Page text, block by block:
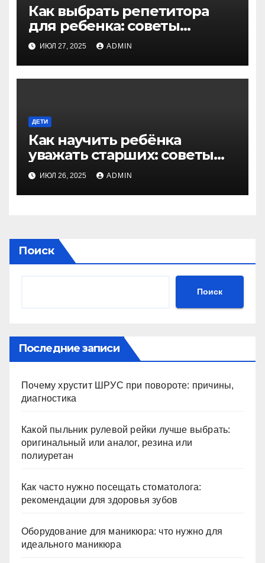
Как выбрать репетитора
для ребенка: советы
экспертов для родителей
ИЮЛ 27, 2025 ADMIN
ДЕТИ
Как научить ребёнка
уважать старших: советы
для родителей
ИЮЛ 26, 2025 ADMIN
Поиск
Поиск
Последние записи
Почему хрустит ШРУС при повороте: причины,
диагностика
Какой пыльник рулевой рейки лучше выбрать:
оригинальный или аналог, резина или
полиуретан
Как часто нужно посещать стоматолога:
рекомендации для здоровья зубов
Оборудование для маникюра: что нужно для
идеального маникюра